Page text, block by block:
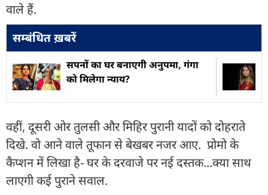
वाले हैं.
सम्बंधित ख़बरें
सपनों का घर बनाएगी अनुपमा, गंगा
को मिलेगा न्याय?
वहीं, दूसरी ओर तुलसी और मिहिर पुरानी यादों को दोहराते
दिखे. वो आने वाले तूफान से बेखबर नजर आए. प्रोमो के
कैप्शन में लिखा है- घर के दरवाजे पर नई दस्तक...क्या साथ
लाएगी कई पुराने सवाल.